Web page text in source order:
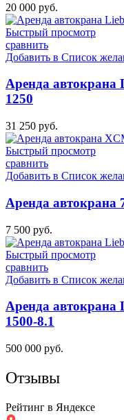
20 000 руб.
Быстрый просмотр
сравнить
Добавить в Список
Аренда автокрана
1250
31 250 руб.
Быстрый просмотр
сравнить
Добавить в Список
Аренда автокрана
7 500 руб.
Быстрый просмотр
сравнить
Добавить в Список
Аренда автокрана
1500-8.1
500 000 руб.
Отзывы
Рейтинг в Яндексе